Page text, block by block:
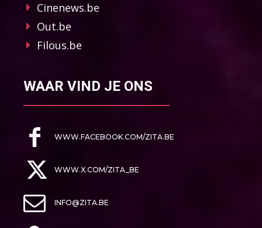
Cinenews.be
Out.be
Filous.be
WAAR VIND JE ONS
WWW.FACEBOOK.COM/ZITA.BE
WWW.X.COM/ZITA_BE
INFO@ZITA.BE